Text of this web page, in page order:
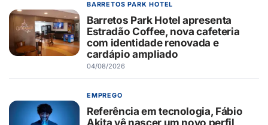
BARRETOS PARK HOTEL
Barretos Park Hotel apresenta
Estradão Coffee, nova cafeteria
com identidade renovada e
cardápio ampliado
04/08/2026
EMPREGO
Referência em tecnologia, Fábio
Akita vê nascer um novo perfil